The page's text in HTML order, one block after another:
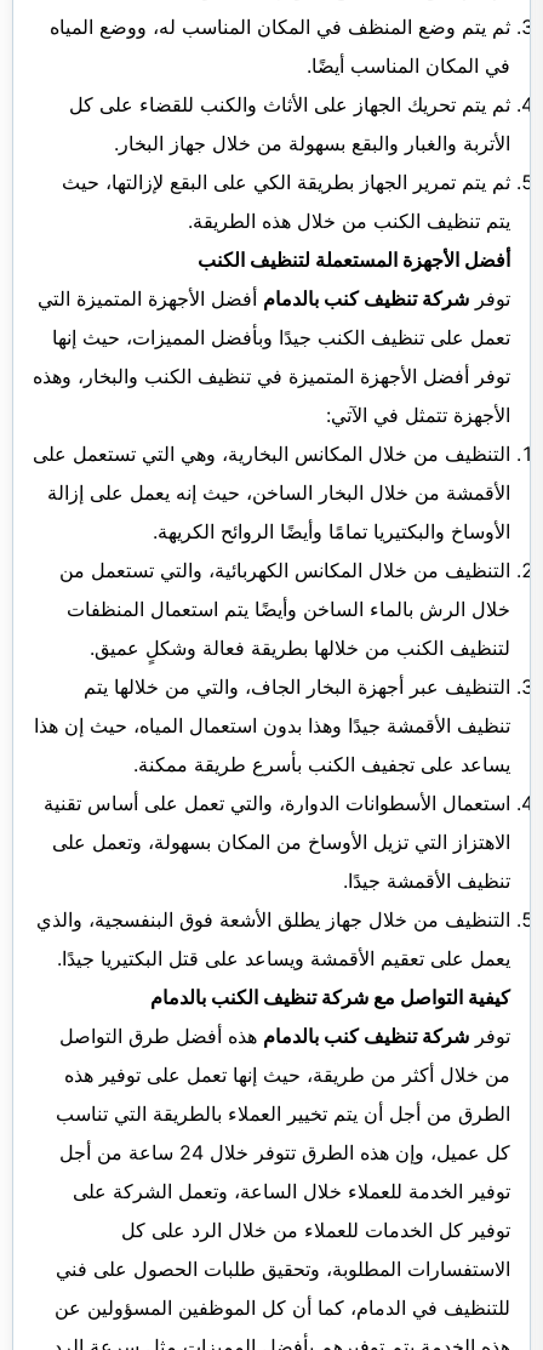
ثم يتم وضع المنظف في المكان المناسب له، ووضع المياه
في المكان المناسب أيضًا.
ثم يتم تحريك الجهاز على الأثاث والكنب للقضاء على كل
الأتربة والغبار والبقع بسهولة من خلال جهاز البخار.
ثم يتم تمرير الجهاز بطريقة الكي على البقع لإزالتها، حيث
يتم تنظيف الكنب من خلال هذه الطريقة.
أفضل الأجهزة المستعملة لتنظيف الكنب
توفر شركة تنظيف كنب بالدمام أفضل الأجهزة المتميزة التي
تعمل على تنظيف الكنب جيدًا وبأفضل المميزات، حيث إنها
توفر أفضل الأجهزة المتميزة في تنظيف الكنب والبخار، وهذه
الأجهزة تتمثل في الآتي:
التنظيف من خلال المكانس البخارية، وهي التي تستعمل على
الأقمشة من خلال البخار الساخن، حيث إنه يعمل على إزالة
الأوساخ والبكتيريا تمامًا وأيضًا الروائح الكريهة.
التنظيف من خلال المكانس الكهربائية، والتي تستعمل من
خلال الرش بالماء الساخن وأيضًا يتم استعمال المنظفات
لتنظيف الكنب من خلالها بطريقة فعالة وشكلٍ عميق.
التنظيف عبر أجهزة البخار الجاف، والتي من خلالها يتم
تنظيف الأقمشة جيدًا وهذا بدون استعمال المياه، حيث إن هذا
يساعد على تجفيف الكنب بأسرع طريقة ممكنة.
استعمال الأسطوانات الدوارة، والتي تعمل على أساس تقنية
الاهتزاز التي تزيل الأوساخ من المكان بسهولة، وتعمل على
تنظيف الأقمشة جيدًا.
التنظيف من خلال جهاز يطلق الأشعة فوق البنفسجية، والذي
يعمل على تعقيم الأقمشة ويساعد على قتل البكتيريا جيدًا.
كيفية التواصل مع شركة تنظيف الكنب بالدمام
توفر شركة تنظيف كنب بالدمام هذه أفضل طرق التواصل
من خلال أكثر من طريقة، حيث إنها تعمل على توفير هذه
الطرق من أجل أن يتم تخيير العملاء بالطريقة التي تناسب
كل عميل، وإن هذه الطرق تتوفر خلال 24 ساعة من أجل
توفير الخدمة للعملاء خلال الساعة، وتعمل الشركة على
توفير كل الخدمات للعملاء من خلال الرد على كل
الاستفسارات المطلوبة، وتحقيق طلبات الحصول على فني
للتنظيف في الدمام، كما أن كل الموظفين المسؤولين عن